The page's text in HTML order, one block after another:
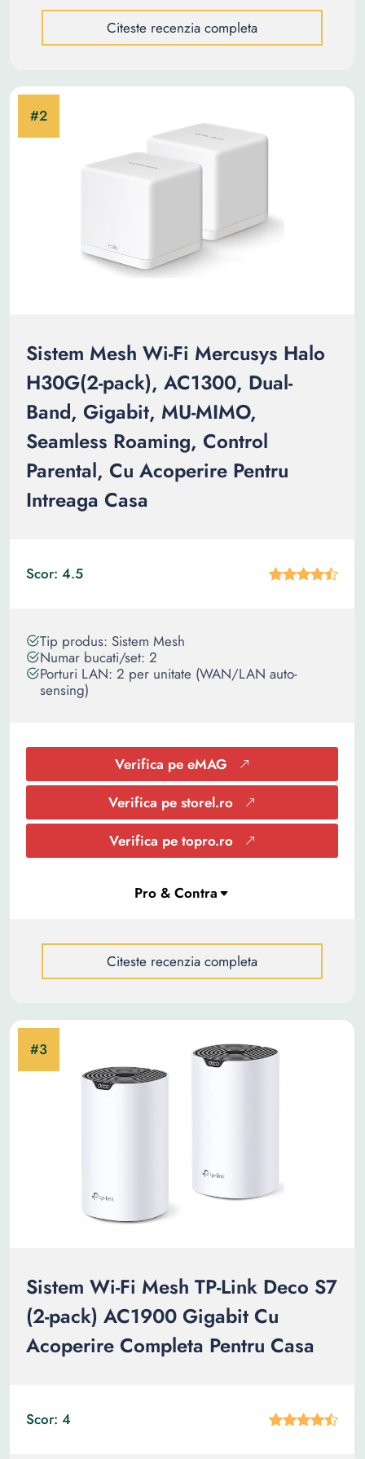
Citeste recenzia completa
Sistem Mesh Wi-Fi Mercusys Halo
H30G(2-pack), AC1300, Dual-
Band, Gigabit, MU-MIMO,
Seamless Roaming, Control
Parental, Cu Acoperire Pentru
Intreaga Casa
Scor: 4.5
Tip produs: Sistem Mesh
Numar bucati/set: 2
Porturi LAN: 2 per unitate (WAN/LAN auto-
sensing)
Verifica pe eMAG
Verifica pe storel.ro
Verifica pe topro.ro
Citeste recenzia completa
Sistem Wi-Fi Mesh TP-Link Deco S7
(2-pack) AC1900 Gigabit Cu
Acoperire Completa Pentru Casa
Scor: 4